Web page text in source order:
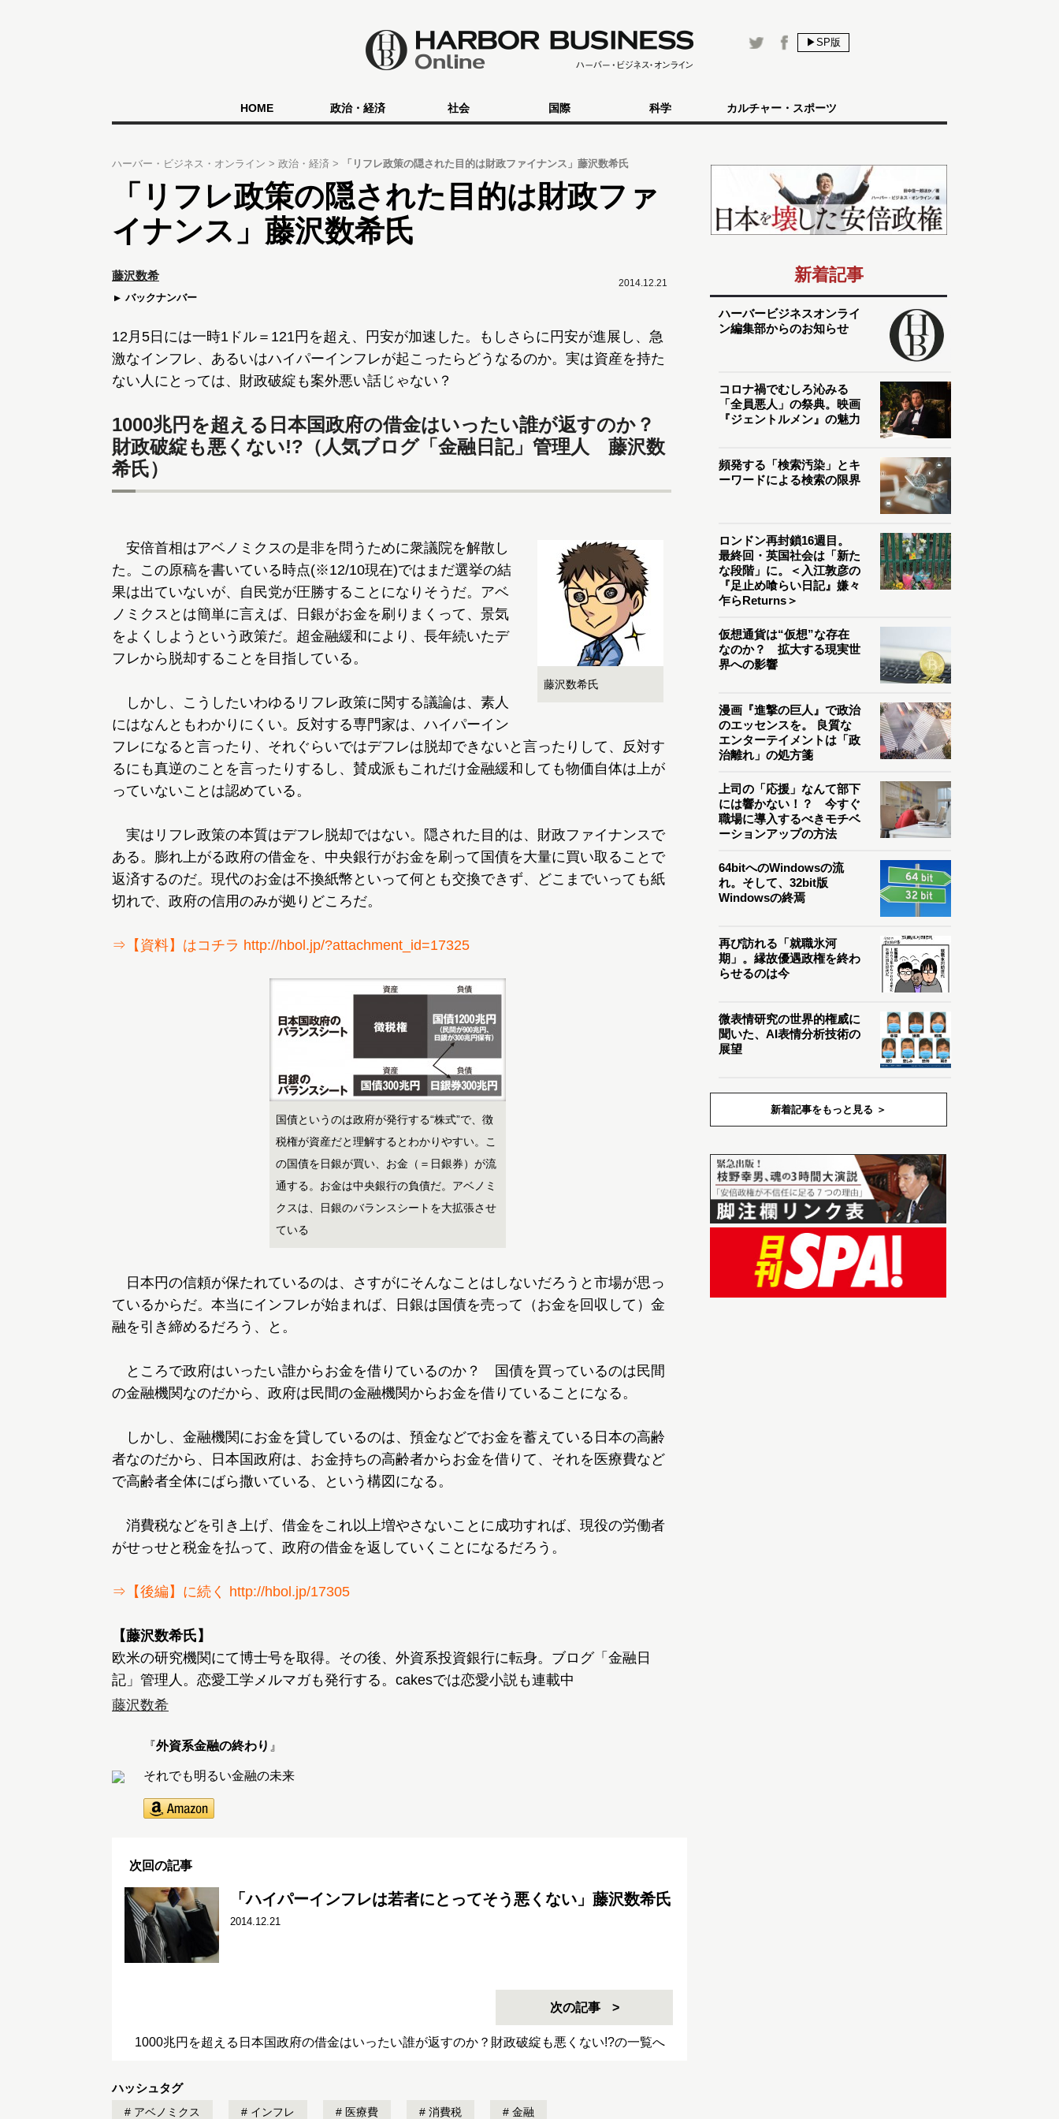
▶SP版
HOME 政治・経済 社会 国際 科学 カルチャー・スポーツ
ハーバー・ビジネス・オンライン 政治・経済 「リフレ政策の隠された目的は財政ファイナンス」藤沢数希氏
「リフレ政策の隠された目的は財政ファ
イナンス」藤沢数希氏
2014.12.21
藤沢数希
バックナンバー
12月5日には一時1ドル＝121円を超え、円安が加速した。もしさらに円安が進展し、急
激なインフレ、あるいはハイパーインフレが起こったらどうなるのか。実は資産を持た
ない人にとっては、財政破綻も案外悪い話じゃない？
1000兆円を超える日本国政府の借金はいったい誰が返すのか？
財政破綻も悪くない!?（人気ブログ「金融日記」管理人 藤沢数
希氏）
藤沢数希氏
安倍首相はアベノミクスの是非を問うために衆議院を解散し
た。この原稿を書いている時点(※12/10現在)ではまだ選挙の結
果は出ていないが、自民党が圧勝することになりそうだ。アベ
ノミクスとは簡単に言えば、日銀がお金を刷りまくって、景気
をよくしようという政策だ。超金融緩和により、長年続いたデ
フレから脱却することを目指している。
しかし、こうしたいわゆるリフレ政策に関する議論は、素人
にはなんともわかりにくい。反対する専門家は、ハイパーイン
フレになると言ったり、それぐらいではデフレは脱却できないと言ったりして、反対す
るにも真逆のことを言ったりするし、賛成派もこれだけ金融緩和しても物価自体は上が
っていないことは認めている。
実はリフレ政策の本質はデフレ脱却ではない。隠された目的は、財政ファイナンスで
ある。膨れ上がる政府の借金を、中央銀行がお金を刷って国債を大量に買い取ることで
返済するのだ。現代のお金は不換紙幣といって何とも交換できず、どこまでいっても紙
切れで、政府の信用のみが拠りどころだ。
⇒【資料】はコチラ http://hbol.jp/?attachment_id=17325
国債というのは政府が発行する“株式”で、徴
税権が資産だと理解するとわかりやすい。こ
の国債を日銀が買い、お金（＝日銀券）が流
通する。お金は中央銀行の負債だ。アベノミ
クスは、日銀のバランスシートを大拡張させ
ている
日本円の信頼が保たれているのは、さすがにそんなことはしないだろうと市場が思っ
ているからだ。本当にインフレが始まれば、日銀は国債を売って（お金を回収して）金
融を引き締めるだろう、と。
ところで政府はいったい誰からお金を借りているのか？ 国債を買っているのは民間
の金融機関なのだから、政府は民間の金融機関からお金を借りていることになる。
しかし、金融機関にお金を貸しているのは、預金などでお金を蓄えている日本の高齢
者なのだから、日本国政府は、お金持ちの高齢者からお金を借りて、それを医療費など
で高齢者全体にばら撒いている、という構図になる。
消費税などを引き上げ、借金をこれ以上増やさないことに成功すれば、現役の労働者
がせっせと税金を払って、政府の借金を返していくことになるだろう。
⇒【後編】に続く http://hbol.jp/17305
【藤沢数希氏】
欧米の研究機関にて博士号を取得。その後、外資系投資銀行に転身。ブログ「金融日
記」管理人。恋愛工学メルマガも発行する。cakesでは恋愛小説も連載中
藤沢数希
『外資系金融の終わり 』
それでも明るい金融の未来
次回の記事
「ハイパーインフレは若者にとってそう悪くない」藤沢数希氏
2014.12.21
次の記事
1000兆円を超える日本国政府の借金はいったい誰が返すのか？財政破綻も悪くない!?の一覧へ
ハッシュタグ
アベノミクス インフレ 医療費 消費税 金融
新着記事
ハーバービジネスオンライ
ン編集部からのお知らせ
コロナ禍でむしろ沁みる
「全員悪人」の祭典。映画
『ジェントルメン』の魅力
頻発する「検索汚染」とキ
ーワードによる検索の限界
ロンドン再封鎖16週目。
最終回・英国社会は「新た
な段階」に。＜入江敦彦の
『足止め喰らい日記』嫌々
乍らReturns＞
仮想通貨は“仮想”な存在
なのか？ 拡大する現実世
界への影響
漫画『進撃の巨人』で政治
のエッセンスを。 良質な
エンターテイメントは「政
治離れ」の処方箋
上司の「応援」なんて部下
には響かない！？ 今すぐ
職場に導入するべきモチベ
ーションアップの方法
64bitへのWindowsの流
れ。そして、32bit版
Windowsの終焉
再び訪れる「就職氷河
期」。縁故優遇政権を終わ
らせるのは今
微表情研究の世界的権威に
聞いた、AI表情分析技術の
展望
新着記事をもっと見る